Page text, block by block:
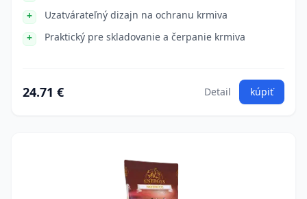
Uzatvárateľný dizajn na ochranu krmiva
Praktický pre skladovanie a čerpanie krmiva
24.71 € Detail kúpiť